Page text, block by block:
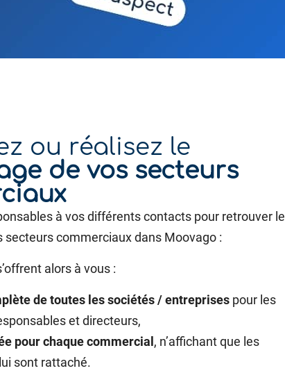
ou réalisez le
de vos secteurs
à vos différents contacts pour retrouver le
secteurs commerciaux dans Moovago :
alors à vous :
de toutes les sociétés / entreprises pour les
et directeurs,
pour chaque commercial , n’affichant que les
sont rattaché.